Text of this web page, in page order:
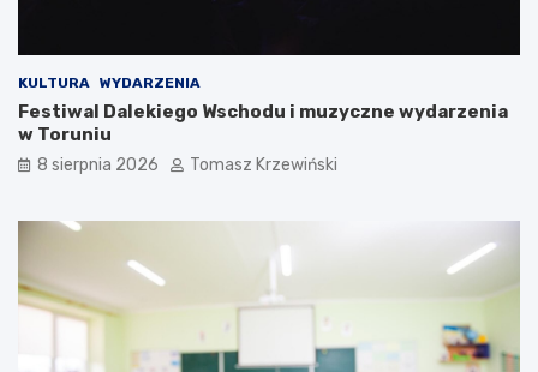
KULTURA WYDARZENIA
Festiwal Dalekiego Wschodu i muzyczne wydarzenia
w Toruniu
8 sierpnia 2026 Tomasz Krzewiński